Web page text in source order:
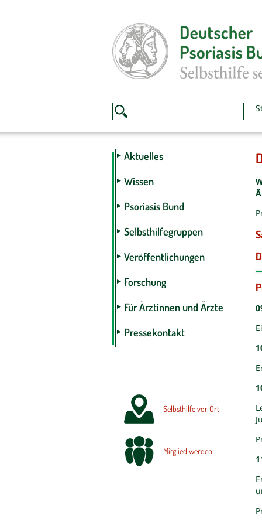
Aktuelles
Wissen
Psoriasis Bund
Selbsthilfegruppen
Veröffentlichungen
Forschung
Für Ärztinnen und Ärzte
Pressekontakt
Selbsthilfe vor Ort
Mitglied werden